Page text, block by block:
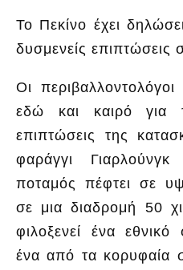
Το Πεκίνο έχει
δυσμενείς επιπτώσεις
Οι
εδώ και καιρό για
επιπτώσεις της
φαράγγι
ποταμός πέφτει σε
σε μια διαδρομή 50
φιλοξενεί ένα
ένα από τα κορυφαία